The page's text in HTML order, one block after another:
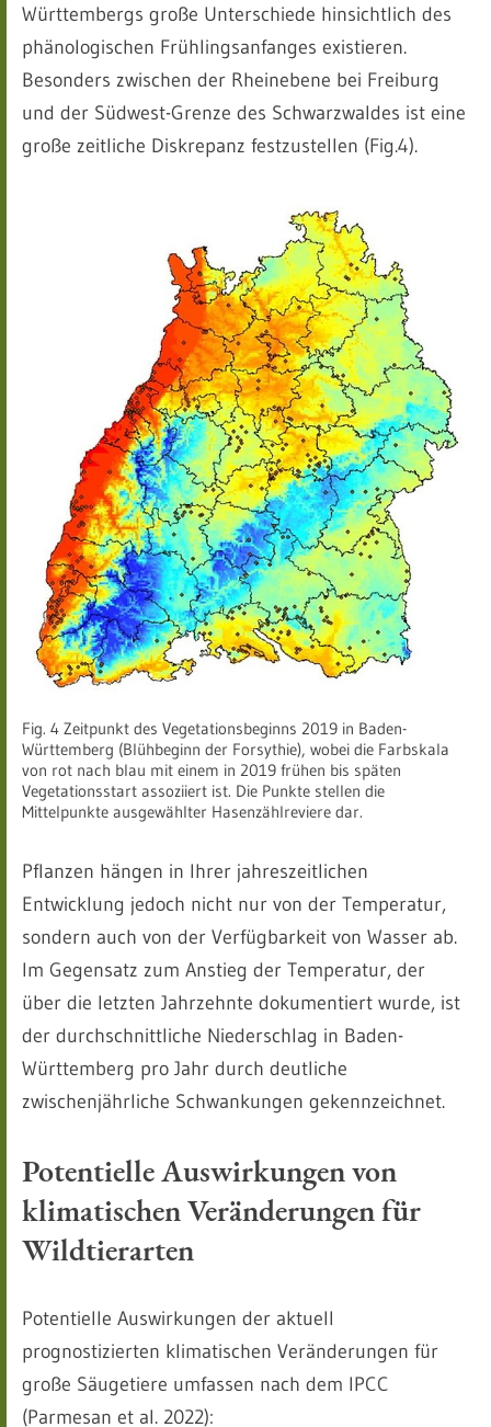
Württembergs große Unterschiede hinsichtlich des
phänologischen Frühlingsanfanges existieren.
Besonders zwischen der Rheinebene bei Freiburg
und der Südwest-Grenze des Schwarzwaldes ist eine
große zeitliche Diskrepanz festzustellen (Fig.4).
Fig. 4 Zeitpunkt des Vegetationsbeginns 2019 in Baden-
Württemberg (Blühbeginn der Forsythie), wobei die Farbskala
von rot nach blau mit einem in 2019 frühen bis späten
Vegetationsstart assoziiert ist. Die Punkte stellen die
Mittelpunkte ausgewählter Hasenzählreviere dar.
Pflanzen hängen in Ihrer jahreszeitlichen
Entwicklung jedoch nicht nur von der Temperatur,
sondern auch von der Verfügbarkeit von Wasser ab.
Im Gegensatz zum Anstieg der Temperatur, der
über die letzten Jahrzehnte dokumentiert wurde, ist
der durchschnittliche Niederschlag in Baden-
Württemberg pro Jahr durch deutliche
zwischenjährliche Schwankungen gekennzeichnet.
Potentielle Auswirkungen von
klimatischen Veränderungen für
Wildtierarten
Potentielle Auswirkungen der aktuell
prognostizierten klimatischen Veränderungen für
große Säugetiere umfassen nach dem IPCC
(Parmesan et al. 2022):